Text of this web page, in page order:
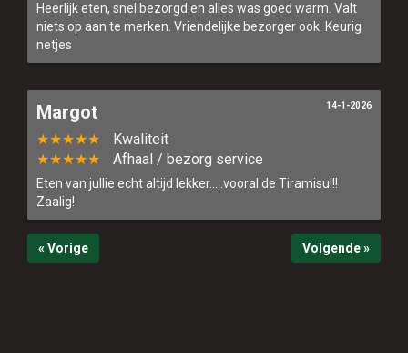
Heerlijk eten, snel bezorgd en alles was goed warm. Valt
niets op aan te merken. Vriendelijke bezorger ook. Keurig
netjes
Margot
★★★★★
Kwaliteit
★★★★★
Afhaal / bezorg service
Eten van jullie echt altijd lekker.....vooral de Tiramisu!!!
Zaalig!
14-1-2026
« Vorige Volgende »